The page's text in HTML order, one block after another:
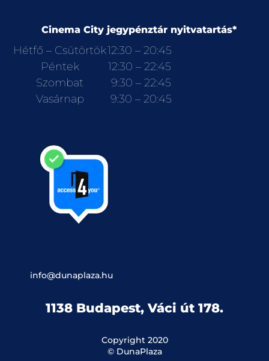
Cinema City jegypénztár nyitvatartás*
Hétfő – Csütörtök12:30 – 20:45
Péntek
12:30 – 22:45
Szombat
9:30 – 22:45
Vasárnap
9:30 – 20:45
info@dunaplaza.hu
1138 Budapest, Váci út 178.
Copyright 2020
© DunaPlaza